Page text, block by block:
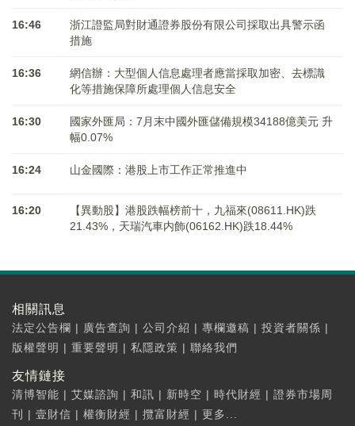
16:46
浙江證監局對財通證券股份有限公司採取出具警示函
措施
16:36
網信辦：大型個人信息處理者應當採取加密、去標識
化等措施保障所處理個人信息安全
16:30
國家外匯局：7月末中國外匯儲備規模34188億美元 升
幅0.07%
16:24 山金國際：港股上市工作正常推進中
16:20
【異動股】港股跌幅榜前十，九福來(08611.HK)跌
21.43%，天瑞汽車内飾(06162.HK)跌18.44%
相關訊息
法定公告欄 | 廣告查詢 | 公司介紹 | 專欄邀稿 | 投資者關係 |
版權聲明 | 重要聲明 | 私隱政策 | 聯絡我們
友情鏈接
清博智能 | 艾媒諮詢 | 和訊 | 新時空 | 時代財經 | 證券市場周
刊
| 壹財信 | 權衡財經 | 攬富財經 | 更多...